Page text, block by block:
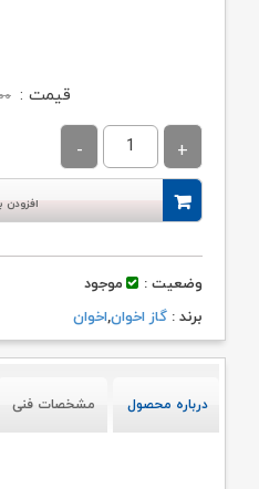
قیمت :
افزودن
وضعیت :
موجود
برند : گاز اخوان,اخوان
درباره محصول مشخصات فنی